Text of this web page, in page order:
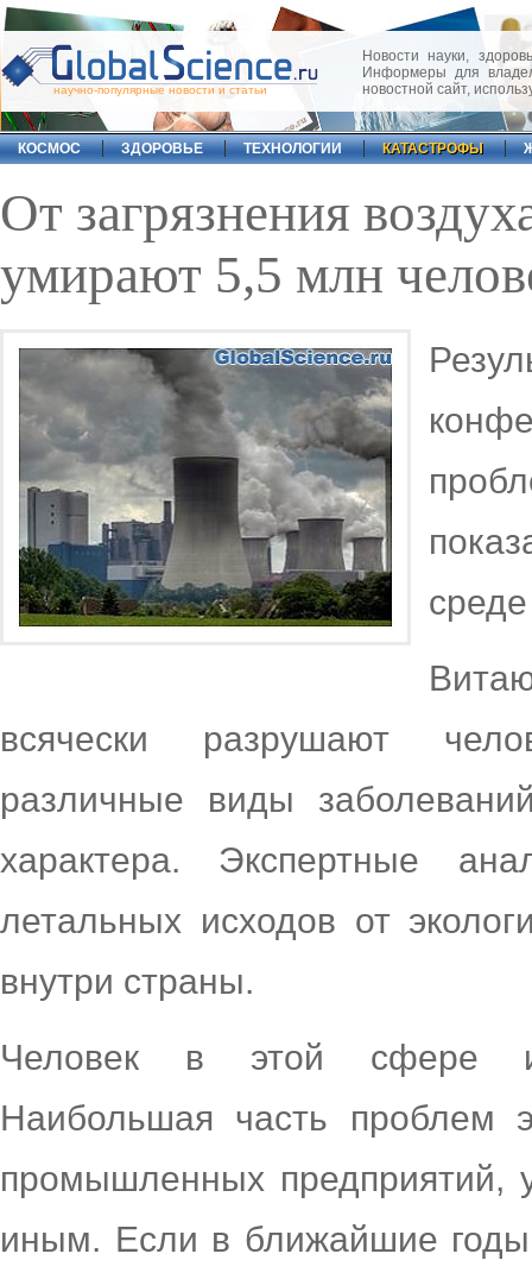
научно-популярные новости и статьи
Новости науки,
Информеры для
новостной сайт,
КОСМОС ЗДОРОВЬЕ ТЕХНОЛОГИИ КАТАСТРОФЫ
От загрязнения
умирают 5,5 млн
всячески разрушают
различные виды
характера. Экспертные
летальных исходов от
внутри страны.
Человек в этой сфере
Наибольшая часть проблем
промышленных предприятий,
иным. Если в ближайшие